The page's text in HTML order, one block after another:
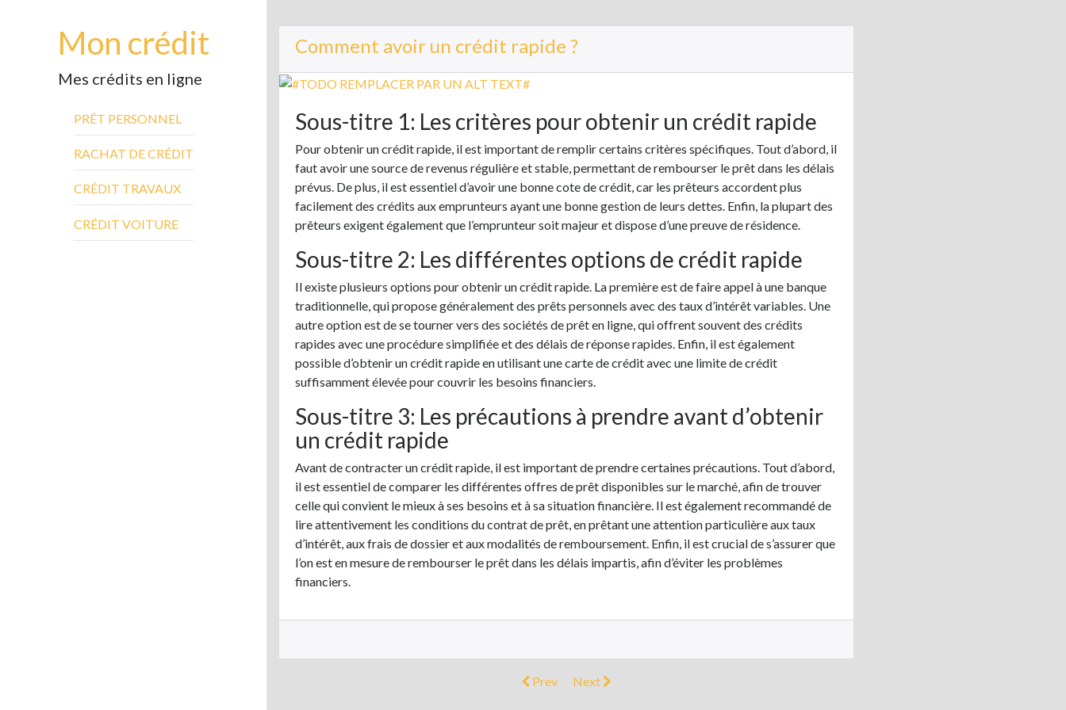
Mon crédit
Mes crédits en ligne
PRÊT PERSONNEL
RACHAT DE CRÉDIT
CRÉDIT TRAVAUX
CRÉDIT VOITURE
Comment avoir un crédit rapide ?
Sous-titre 1: Les critères pour obtenir un crédit rapide
Pour obtenir un crédit rapide, il est important de remplir certains critères spécifiques. Tout d’abord, il
faut avoir une source de revenus régulière et stable, permettant de rembourser le prêt dans les délais
prévus. De plus, il est essentiel d’avoir une bonne cote de crédit, car les prêteurs accordent plus
facilement des crédits aux emprunteurs ayant une bonne gestion de leurs dettes. Enfin, la plupart des
prêteurs exigent également que l’emprunteur soit majeur et dispose d’une preuve de résidence.
Sous-titre 2: Les différentes options de crédit rapide
Il existe plusieurs options pour obtenir un crédit rapide. La première est de faire appel à une banque
traditionnelle, qui propose généralement des prêts personnels avec des taux d’intérêt variables. Une
autre option est de se tourner vers des sociétés de prêt en ligne, qui offrent souvent des crédits
rapides avec une procédure simplifiée et des délais de réponse rapides. Enfin, il est également
possible d’obtenir un crédit rapide en utilisant une carte de crédit avec une limite de crédit
suffisamment élevée pour couvrir les besoins financiers.
Sous-titre 3: Les précautions à prendre avant d’obtenir
un crédit rapide
Avant de contracter un crédit rapide, il est important de prendre certaines précautions. Tout d’abord,
il est essentiel de comparer les différentes offres de prêt disponibles sur le marché, afin de trouver
celle qui convient le mieux à ses besoins et à sa situation financière. Il est également recommandé de
lire attentivement les conditions du contrat de prêt, en prêtant une attention particulière aux taux
d’intérêt, aux frais de dossier et aux modalités de remboursement. Enfin, il est crucial de s’assurer que
l’on est en mesure de rembourser le prêt dans les délais impartis, afin d’éviter les problèmes
financiers.
Prev Next